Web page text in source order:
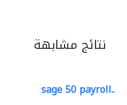
نتائج مشابهة
sage 50 payroll..